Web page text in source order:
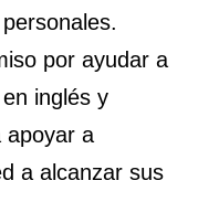
por ayudar a
inglés y
apoyar a
a alcanzar sus